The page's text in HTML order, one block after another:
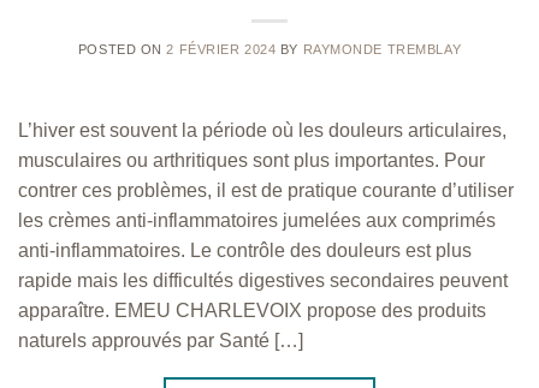
POSTED ON2 FÉVRIER 2024 BY RAYMONDE TREMBLAY
L’hiver est souvent la période où les douleurs articulaires,
musculaires ou arthritiques sont plus importantes. Pour
contrer ces problèmes, il est de pratique courante d’utiliser
les crèmes anti-inflammatoires jumelées aux comprimés
anti-inflammatoires. Le contrôle des douleurs est plus
rapide mais les difficultés digestives secondaires peuvent
apparaître. EMEU CHARLEVOIX propose des produits
naturels approuvés par Santé […]